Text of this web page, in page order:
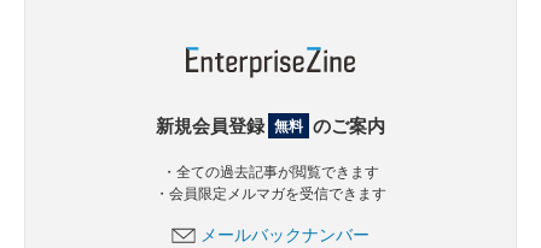
新規会員登録 無料 のご案内
・全ての過去記事が閲覧できます
・会員限定メルマガを受信できます
メールバックナンバー